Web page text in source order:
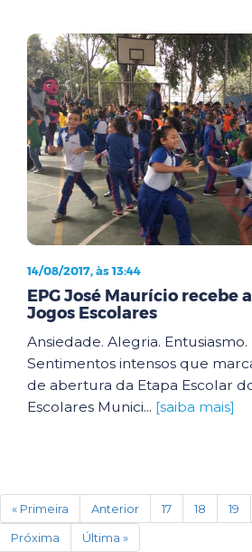
14/08/2017, às 13:44
EPG José Maurício recebe
Jogos Escolares
Ansiedade. Alegria. Entusiasmo.
Sentimentos intensos que
de abertura da Etapa Escolar
Escolares Munici... [saiba mais]
« Primeira Anterior 17 18 19
Próxima
Última »